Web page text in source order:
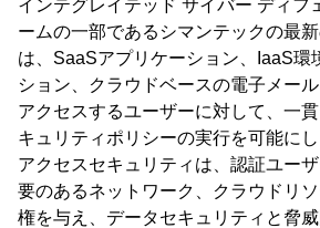
インテグレイテッド サイバー ディフ
ームの一部であるシマンテックの最
は、SaaSアプリケーション、IaaS環
ション、クラウドベースの電子メー
アクセスするユーザーに対して、一
キュリティポリシーの実行を可能に
アクセスセキュリティは、認証ユー
要のあるネットワーク、クラウドリ
権を与え、データセキュリティと脅